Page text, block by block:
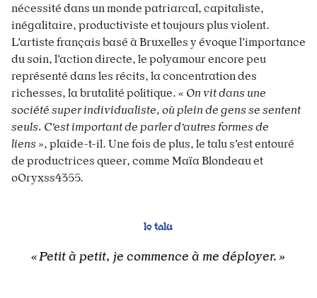
nécessité dans un monde patriarcal, capitaliste,
inégalitaire, productiviste et toujours plus violent.
L’artiste français basé à Bruxelles y évoque l’importance
du soin, l’action directe, le polyamour encore peu
représenté dans les récits, la concentration des
richesses, la brutalité politique. « On vit dans une
société super individualiste, où plein de gens se sentent
seuls. C’est important de parler d’autres formes de
liens », plaide-t-il. Une fois de plus, le talu s’est entouré
de productrices queer, comme Maïa Blondeau et
oOryxss4355.
le talu
Petit à petit, je commence à me déployer.